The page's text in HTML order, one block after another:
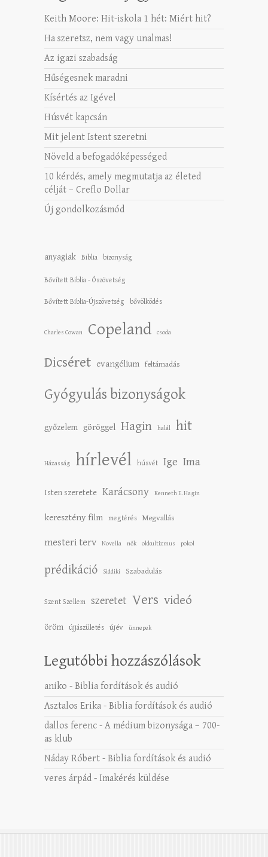
Keith Moore: Hit-iskola 1 hét: Miért hit?
Ha szeretsz, nem vagy unalmas!
Az igazi szabadság
Hűségesnek maradni
Kísértés az Igével
Húsvét kapcsán
Mit jelent Istent szeretni
Növeld a befogadóképességed
10 kérdés, amely megmutatja az életed
célját – Creflo Dollar
Új gondolkozásmód
anyagiak Biblia bizonyság
Bővített Biblia - Ószövetség
Bővített Biblia-Újszövetség bővölködés
Charles Cowan Copeland csoda
Dicséret evangélium feltámadás
Gyógyulás bizonyságok
győzelem göröggel Hagin halál hit
Házasság hírlevél húsvét Ige Ima
Isten szeretete Karácsony Kenneth E. Hagin
keresztény film megtérés Megvallás
mesteri terv Novella nők okkultizmus pokol
prédikáció Siddiki Szabadulás
Szent Szellem szeretet Vers videó
öröm újjászületés újév ünnepek
Legutóbbi hozzászólások
aniko - Biblia fordítások és audió
Asztalos Erika - Biblia fordítások és audió
dallos ferenc - A médium bizonysága – 700-
as klub
Náday Róbert - Biblia fordítások és audió
veres árpád - Imakérés küldése